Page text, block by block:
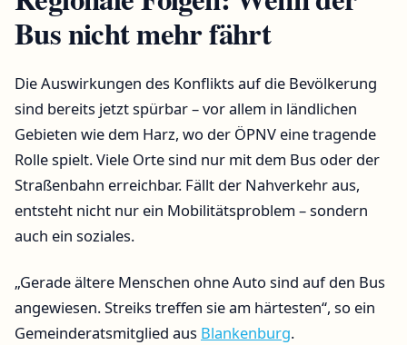
Bus nicht mehr fährt
Die Auswirkungen des Konflikts auf die Bevölkerung
sind bereits jetzt spürbar – vor allem in ländlichen
Gebieten wie dem Harz, wo der ÖPNV eine tragende
Rolle spielt. Viele Orte sind nur mit dem Bus oder der
Straßenbahn erreichbar. Fällt der Nahverkehr aus,
entsteht nicht nur ein Mobilitätsproblem – sondern
auch ein soziales.
„Gerade ältere Menschen ohne Auto sind auf den Bus
angewiesen. Streiks treffen sie am härtesten“, so ein
Gemeinderatsmitglied aus Blankenburg.